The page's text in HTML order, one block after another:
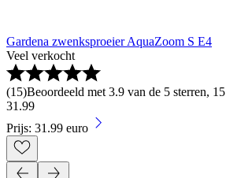
Gardena zwenksproeier AquaZoom S E4
Veel verkocht
(15)Beoordeeld met 3.9 van de 5 sterren,
31 .99
Prijs: 31.99 euro